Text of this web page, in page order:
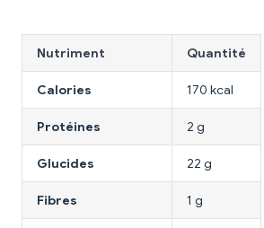
Nutriment Quantité
Calories 170 kcal
Protéines 2 g
Glucides 22 g
Fibres 1 g